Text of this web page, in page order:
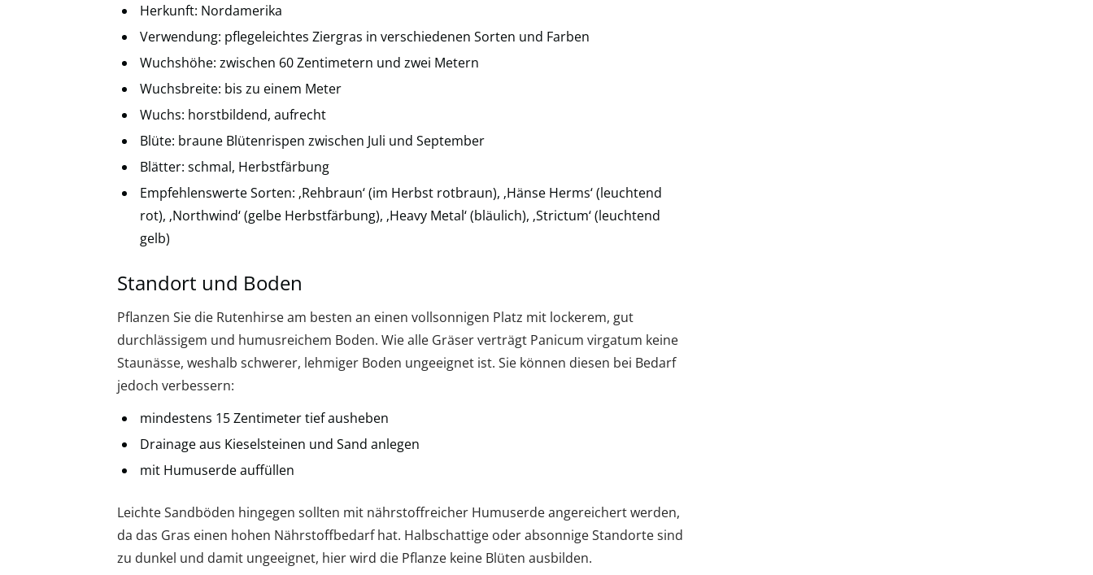
Herkunft: Nordamerika
Verwendung: pflegeleichtes Ziergras in verschiedenen Sorten und Farben
Wuchshöhe: zwischen 60 Zentimetern und zwei Metern
Wuchsbreite: bis zu einem Meter
Wuchs: horstbildend, aufrecht
Blüte: braune Blütenrispen zwischen Juli und September
Blätter: schmal, Herbstfärbung
Empfehlenswerte Sorten: ‚Rehbraun‘ (im Herbst rotbraun), ‚Hänse Herms‘ (leuchtend
rot), ‚Northwind‘ (gelbe Herbstfärbung), ‚Heavy Metal‘ (bläulich), ‚Strictum‘ (leuchtend
gelb)
Standort und Boden
Pflanzen Sie die Rutenhirse am besten an einen vollsonnigen Platz mit lockerem, gut
durchlässigem und humusreichem Boden. Wie alle Gräser verträgt Panicum virgatum keine
Staunässe, weshalb schwerer, lehmiger Boden ungeeignet ist. Sie können diesen bei Bedarf
jedoch verbessern:
mindestens 15 Zentimeter tief ausheben
Drainage aus Kieselsteinen und Sand anlegen
mit Humuserde auffüllen
Leichte Sandböden hingegen sollten mit nährstoffreicher Humuserde angereichert werden,
da das Gras einen hohen Nährstoffbedarf hat. Halbschattige oder absonnige Standorte sind
zu dunkel und damit ungeeignet, hier wird die Pflanze keine Blüten ausbilden.